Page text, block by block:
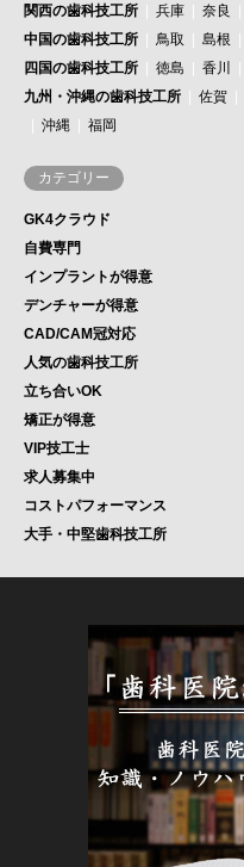
関西の歯科技工所
兵庫 奈良
中国の歯科技工所
鳥取 島根
四国の歯科技工所
徳島 香川
九州・沖縄の歯科技工所
佐賀
沖縄
福岡
カテゴリー
GK4クラウド
自費専門
インプラントが得意
デンチャーが得意
CAD/CAM冠対応
人気の歯科技工所
立ち合いOK
矯正が得意
VIP技工士
求人募集中
コストパフォーマンス
大手・中堅歯科技工所